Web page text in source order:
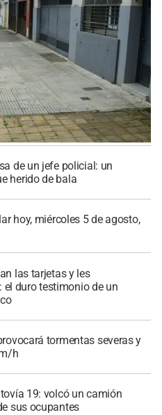
de un jefe policial: un
herido de bala
hoy, miércoles 5 de agosto,
las tarjetas y les
duro testimonio de un
tormentas severas y
h
19: volcó un camión
sus ocupantes